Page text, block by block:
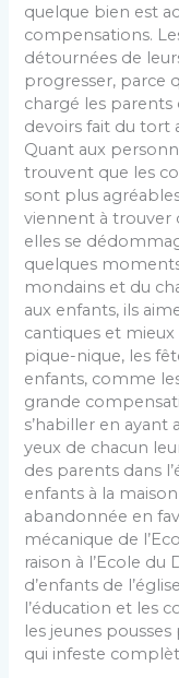
quelque bien est
compensations.
détournées de
progresser, parce
chargé les parents
devoirs fait du tort
Quant aux
trouvent que les
sont plus
viennent à trouver
elles se
quelques
mondains et du
aux enfants, ils
cantiques et mieux
pique-nique, les
enfants, comme
grande
s’habiller en ayant
yeux de chacun
des parents dans
enfants à la
abandonnée en
mécanique de
raison à l’Ecole
d’enfants de
l’éducation et les
les jeunes
qui infeste